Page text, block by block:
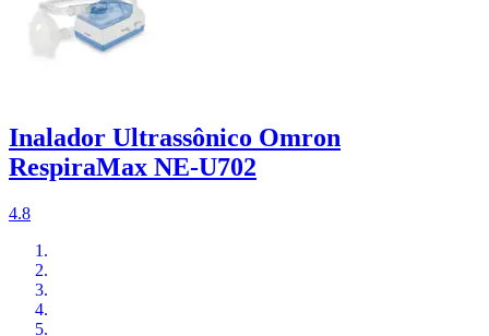
Inalador Ultrassônico Omron
RespiraMax NE-U702
4.8